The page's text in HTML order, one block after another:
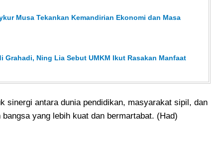
Musa Tekankan Kemandirian Ekonomi dan Masa
Grahadi, Ning Lia Sebut UMKM Ikut Rasakan Manfaat
sinergi antara dunia pendidikan, masyarakat sipil, dan
yang lebih kuat dan bermartabat. (Had)